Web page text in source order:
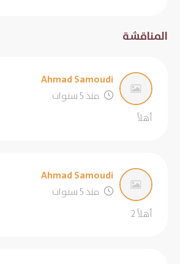
المناقشة
Ahmad Samoudi
منذ 5 سنوات
أهلاً
Ahmad Samoudi
منذ 5 سنوات
أهلاً 2